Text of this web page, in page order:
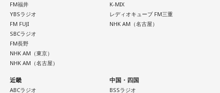
4．どうやって放水しているのか……我慢しすぎ度20％
上手な出し方を気にしたあなた。本音を出そうという意識は
しっかり持っているので、我慢しすぎは少なめです。ただ、
どう言えば角が立たないかを考えすぎて、タイミングを逃す
ことも。完璧を意識しすぎず、素直に伝えてみるのがコツで
す。
＊
FM福井
YBSラジオ
FM FUJI
SBCラジオ
FM長野
NHK AM（東京）
NHK AM（名古屋）
K-MIX
レディオキューブ FM三重
NHK AM（名古屋）
近畿
ABCラジオ
中国・四国
BSSラジオ